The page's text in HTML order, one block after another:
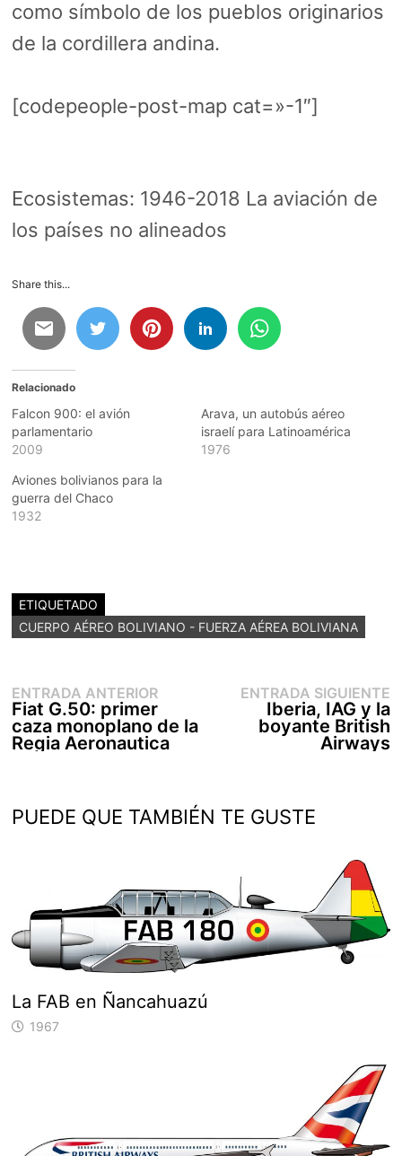
como símbolo de los pueblos originarios
de la cordillera andina.
[codepeople-post-map cat=»-1″]
Ecosistemas: 1946-2018 La aviación de
los países no alineados
Share this...
Relacionado
Falcon 900: el avión
parlamentario
2009
Arava, un autobús aéreo
israelí para Latinoamérica
1976
Aviones bolivianos para la
guerra del Chaco
1932
ETIQUETADO
CUERPO AÉREO BOLIVIANO - FUERZA AÉREA BOLIVIANA
Navegación
de
entradas
ENTRADA ANTERIOREntrada
anterior:
Fiat G.50: primer
caza monoplano de la
Regia Aeronautica
ENTRADA SIGUIENTE
Iberia, IAG y la
boyante British
Airways
PUEDE QUE TAMBIÉN TE GUSTE
La FAB en Ñancahuazú
1967